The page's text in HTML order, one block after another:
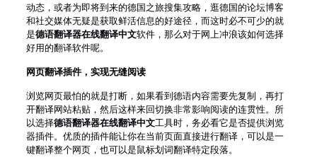
动态，或者为即将到来的德国之旅搜集攻略，逛德国的论坛博客
和社交媒体无疑是获取鲜活信息的好途径，而这时必不可少的就
是德语翻译器在线翻译中文软件，那么对于网上冲浪该如何选择
好用的翻译软件呢。
网页翻译插件，实现无缝阅读
浏览网页最怕的就是打断，如果看到德语内容需要先复制，再打
开翻译网站粘贴，然后这样来回切换非常影响阅读的连贯性。所
以选择德语翻译器在线翻译中文工具时，务必看它是否提供浏览
器插件。优质的插件能让你在当前页面直接进行翻译，可以是一
键翻译整个网页，也可以是鼠标划词翻译特定段落。